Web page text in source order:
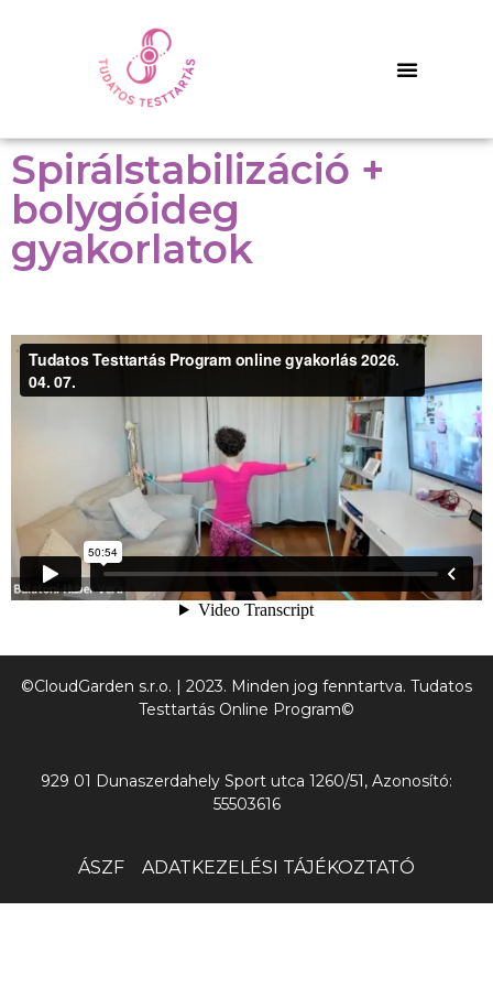
Spirálstabilizáció +
bolygóideg
gyakorlatok
©CloudGarden s.r.o. | 2023. Minden jog fenntartva. Tudatos
Testtartás Online Program©
929 01 Dunaszerdahely Sport utca 1260/51, Azonosító:
55503616
ÁSZF ADATKEZELÉSI TÁJÉKOZTATÓ